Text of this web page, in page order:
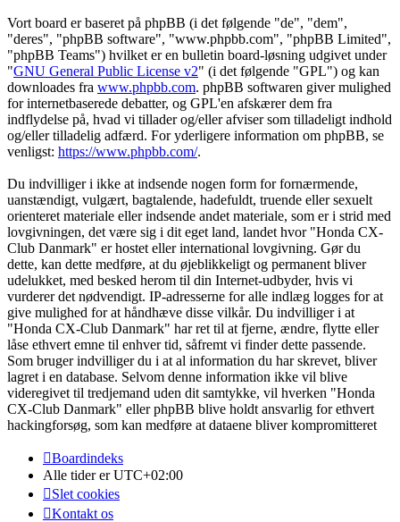
Vort board er baseret på phpBB (i det følgende "de", "dem",
"deres", "phpBB software", "www.phpbb.com", "phpBB Limited",
"phpBB Teams") hvilket er en bulletin board-løsning udgivet under
"GNU General Public License v2" (i det følgende "GPL") og kan
downloades fra www.phpbb.com. phpBB softwaren giver mulighed
for internetbaserede debatter, og GPL'en afskærer dem fra
indflydelse på, hvad vi tillader og/eller afviser som tilladeligt indhold
og/eller tilladelig adfærd. For yderligere information om phpBB, se
venligst: https://www.phpbb.com/.
Du indvilliger i ikke at indsende nogen form for fornærmende,
uanstændigt, vulgært, bagtalende, hadefuldt, truende eller sexuelt
orienteret materiale eller indsende andet materiale, som er i strid med
lovgivningen, det være sig i dit eget land, landet hvor "Honda CX-
Club Danmark" er hostet eller international lovgivning. Gør du
dette, kan dette medføre, at du øjeblikkeligt og permanent bliver
udelukket, med besked herom til din Internet-udbyder, hvis vi
vurderer det nødvendigt. IP-adresserne for alle indlæg logges for at
give mulighed for at håndhæve disse vilkår. Du indvilliger i at
"Honda CX-Club Danmark" har ret til at fjerne, ændre, flytte eller
låse ethvert emne til enhver tid, såfremt vi finder dette passende.
Som bruger indvilliger du i at al information du har skrevet, bliver
lagret i en database. Selvom denne information ikke vil blive
videregivet til tredjemand uden dit samtykke, vil hverken "Honda
CX-Club Danmark" eller phpBB blive holdt ansvarlig for ethvert
hackingforsøg, som kan medføre at dataene bliver kompromitteret
Boardindeks
Alle tider erUTC+02:00
Slet cookies
Kontakt os